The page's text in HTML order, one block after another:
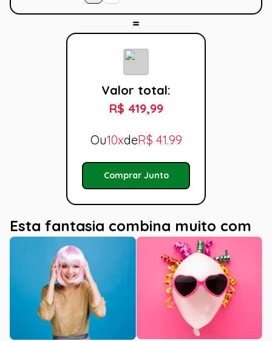
Valor total:
R$ 419,99
Ou10xdeR$ 41.99
Comprar Junto
Esta fantasia combina muito com